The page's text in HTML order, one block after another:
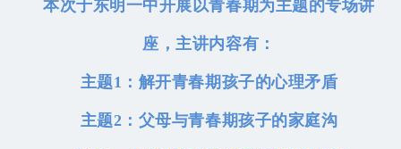
本次于东明一中开展以青春期为主题的专场讲
座，主讲内容有：
主题1：解开青春期孩子的心理矛盾
主题2：父母与青春期孩子的家庭沟